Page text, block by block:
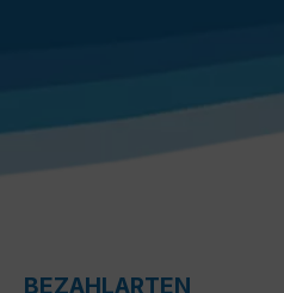
BEZAHLARTEN